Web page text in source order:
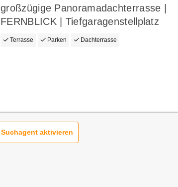
großzügige Panoramadachterrasse |
FERNBLICK | Tiefgaragenstellplatz
Terrasse Parken Dachterrasse
Suchagent aktivieren